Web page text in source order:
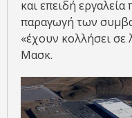
και επειδή εργαλεία
παραγωγή των
«έχουν κολλήσει σε
Μασκ.